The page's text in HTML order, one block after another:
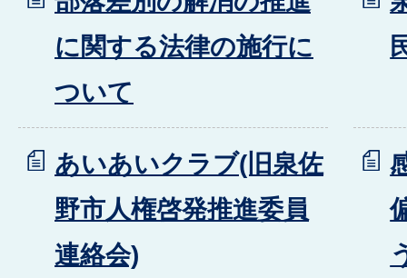
に関する法律の施行に
ついて
あいあいクラブ(旧泉佐
野市人権啓発推進委員
連絡会)